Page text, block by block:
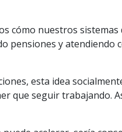
cómo nuestros
y atendiendo
esta idea
que seguir trabajando.